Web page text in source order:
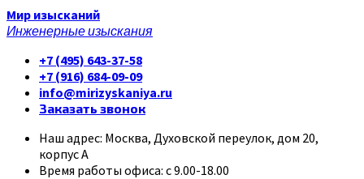
Мир изысканий
Инженерные изыскания
+7 (495) 643-37-58
+7 (916) 684-09-09
info@mirizyskaniya.ru
Заказать звонок
Наш адрес: Москва, Духовской переулок, дом 20,
корпус А
Время работы офиса: с 9.00-18.00